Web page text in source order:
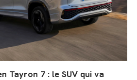
Tayron 7 : le SUV qui va